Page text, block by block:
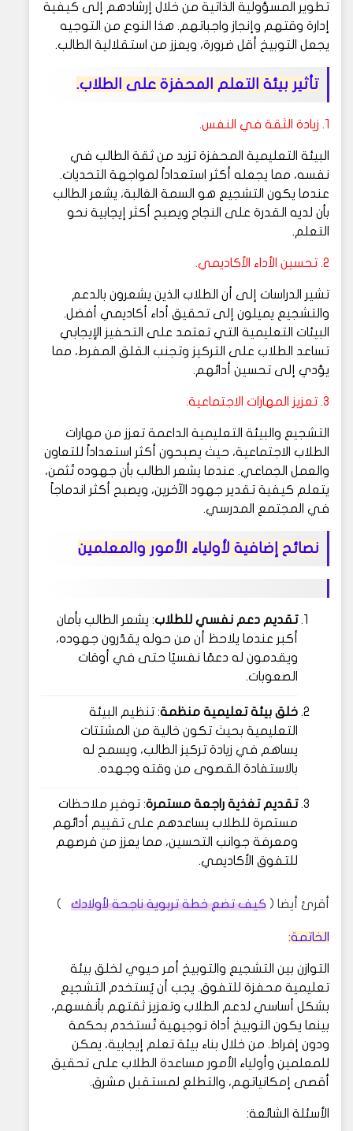
تطوير المسؤولية الذاتية من خلال إرشادهم إلى كيفية
إدارة وقتهم وإنجاز واجباتهم. هذا النوع من التوجيه
يجعل التوبيخ أقل ضرورة، ويعزز من استقلالية الطالب.
تأثير بيئة التعلم المحفزة على الطلاب.
1. زيادة الثقة في النفس.
البيئة التعليمية المحفزة تزيد من ثقة الطالب في
نفسه، مما يجعله أكثر استعداداً لمواجهة التحديات.
عندما يكون التشجيع هو السمة الغالبة، يشعر الطالب
بأن لديه القدرة على النجاح ويصبح أكثر إيجابية نحو
التعلم.
2. تحسين الأداء الأكاديمي.
تشير الدراسات إلى أن الطلاب الذين يشعرون بالدعم
والتشجيع يميلون إلى تحقيق أداء أكاديمي أفضل.
البيئات التعليمية التي تعتمد على التحفيز الإيجابي
تساعد الطلاب على التركيز وتجنب القلق المفرط، مما
يؤدي إلى تحسين أدائهم.
3. تعزيز المهارات الاجتماعية.
التشجيع والبيئة التعليمية الداعمة تعزز من مهارات
الطلاب الاجتماعية، حيث يصبحون أكثر استعداداً للتعاون
والعمل الجماعي. عندما يشعر الطالب بأن جهوده تُثمن،
يتعلم كيفية تقدير جهود الآخرين، ويصبح أكثر اندماجاً
في المجتمع المدرسي.
نصائح إضافية لأولياء الأمور والمعلمين
تقديم دعم نفسي للطلاب: يشعر الطالب بأمان
أكبر عندما يلاحظ أن من حوله يقدّرون جهوده،
ويقدمون له دعمًا نفسيًا حتى في أوقات
الصعوبات.
خلق بيئة تعليمية منظمة: تنظيم البيئة
التعليمية بحيث تكون خالية من المشتتات
يساهم في زيادة تركيز الطالب، ويسمح له
بالاستفادة القصوى من وقته وجهده.
تقديم تغذية راجعة مستمرة: توفير ملاحظات
مستمرة للطلاب يساعدهم على تقييم أدائهم
ومعرفة جوانب التحسين، مما يعزز من فرصهم
للتفوق الأكاديمي.
أقرئ أيضا ( كيف تضع خطة تربوية ناجحة لأولادك )
الخاتمة:
التوازن بين التشجيع والتوبيخ أمر حيوي لخلق بيئة
تعليمية محفزة للتفوق. يجب أن يُستخدم التشجيع
بشكل أساسي لدعم الطلاب وتعزيز ثقتهم بأنفسهم،
بينما يكون التوبيخ أداة توجيهية تُستخدم بحكمة
ودون إفراط. من خلال بناء بيئة تعلم إيجابية، يمكن
للمعلمين وأولياء الأمور مساعدة الطلاب على تحقيق
أقصى إمكانياتهم، والتطلع لمستقبل مشرق.
الأسئلة الشائعة: